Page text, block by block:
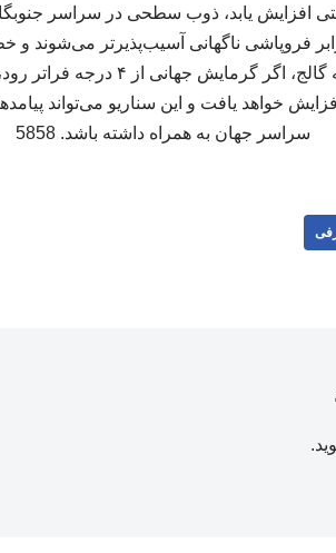
افزایش یابد، ذوب سطحی در سراسر
فروپاشی ناگهانی آسیب‌پذیرتر می‌شوند و
قابل‌توجهی بیشتر خواهد شد. به
خواهد یافت و این سناریو می‌تواند
سراسر جهان به همراه داشته باشد. 5858
.